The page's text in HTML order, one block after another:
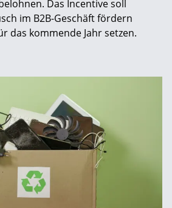
Das Incentive soll
im B2B-Geschäft fördern
das kommende Jahr setzen.